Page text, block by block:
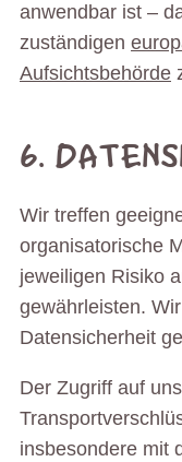
anwendbar ist –
zuständigen
Aufsichtsbehörde
6.
Wir treffen
organisatorische
jeweiligen Risiko
gewährleisten.
Datensicherheit
Der Zugriff auf
insbesondere mit